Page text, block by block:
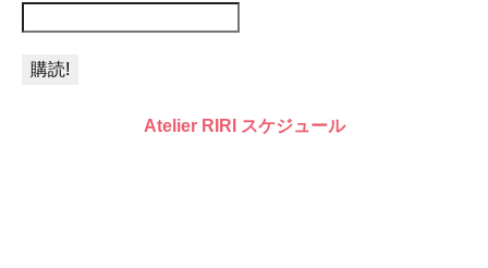
Atelier RIRI スケジュール